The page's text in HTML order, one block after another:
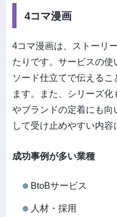
4コマ漫画
4コマ漫画は、ストーリ
たりです。サービスの使
ソード仕立てで伝える
ます。また、シリーズ
やブランドの定着にも向
して受け止めやすい内容
成功事例が多い業種
BtoBサービス
人材・採用